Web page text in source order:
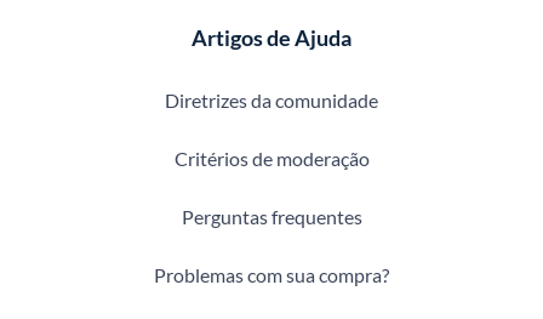
Artigos de Ajuda
Diretrizes da comunidade
Critérios de moderação
Perguntas frequentes
Problemas com sua compra?